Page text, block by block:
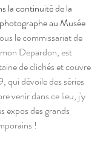
la continuité de la
au Musée
le commissariat de
Depardon, est
de clichés et couvre
qui dévoile des séries
venir dans ce lieu, j'y
expos des grands
!